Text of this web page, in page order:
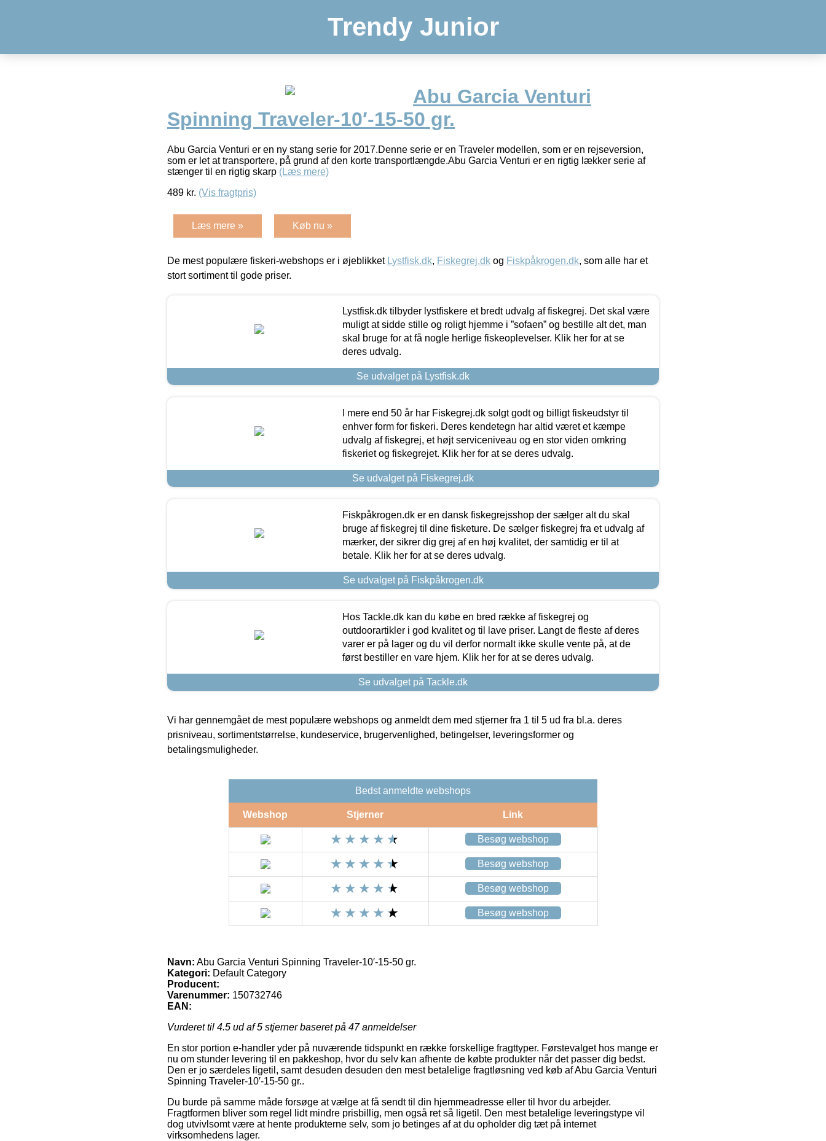
Trendy Junior
Abu Garcia Venturi
Spinning Traveler-10′-15-50 gr.
Abu Garcia Venturi er en ny stang serie for 2017.Denne serie er en Traveler modellen, som er en rejseversion,
som er let at transportere, på grund af den korte transportlængde.Abu Garcia Venturi er en rigtig lækker serie af
stænger til en rigtig skarp (Læs mere)
489 kr. (Vis fragtpris)
Læs mere » Køb nu »
De mest populære fiskeri-webshops er i øjeblikket Lystfisk.dk, Fiskegrej.dk og Fiskpåkrogen.dk, som alle har et
stort sortiment til gode priser.
Lystfisk.dk tilbyder lystfiskere et bredt udvalg af fiskegrej. Det skal være
muligt at sidde stille og roligt hjemme i ”sofaen” og bestille alt det, man
skal bruge for at få nogle herlige fiskeoplevelser. Klik her for at se
deres udvalg.
Se udvalget på Lystfisk.dk
I mere end 50 år har Fiskegrej.dk solgt godt og billigt fiskeudstyr til
enhver form for fiskeri. Deres kendetegn har altid været et kæmpe
udvalg af fiskegrej, et højt serviceniveau og en stor viden omkring
fiskeriet og fiskegrejet. Klik her for at se deres udvalg.
Se udvalget på Fiskegrej.dk
Fiskpåkrogen.dk er en dansk fiskegrejsshop der sælger alt du skal
bruge af fiskegrej til dine fisketure. De sælger fiskegrej fra et udvalg af
mærker, der sikrer dig grej af en høj kvalitet, der samtidig er til at
betale. Klik her for at se deres udvalg.
Se udvalget på Fiskpåkrogen.dk
Hos Tackle.dk kan du købe en bred række af fiskegrej og
outdoorartikler i god kvalitet og til lave priser. Langt de fleste af deres
varer er på lager og du vil derfor normalt ikke skulle vente på, at de
først bestiller en vare hjem. Klik her for at se deres udvalg.
Se udvalget på Tackle.dk
Vi har gennemgået de mest populære webshops og anmeldt dem med stjerner fra 1 til 5 ud fra bl.a. deres
prisniveau, sortimentstørrelse, kundeservice, brugervenlighed, betingelser, leveringsformer og
betalingsmuligheder.
Bedst anmeldte webshops
Webshop Stjerner Link
Besøg webshop
Besøg webshop
Besøg webshop
Besøg webshop
Navn: Abu Garcia Venturi Spinning Traveler-10′-15-50 gr.
Kategori: Default Category
Producent:
Varenummer: 150732746
EAN:
Vurderet til 4.5 ud af 5 stjerner baseret på 47anmeldelser
En stor portion e-handler yder på nuværende tidspunkt en række forskellige fragttyper. Førstevalget hos mange er
nu om stunder levering til en pakkeshop, hvor du selv kan afhente de købte produkter når det passer dig bedst.
Den er jo særdeles ligetil, samt desuden desuden den mest betalelige fragtløsning ved køb af Abu Garcia Venturi
Spinning Traveler-10′-15-50 gr..
Du burde på samme måde forsøge at vælge at få sendt til din hjemmeadresse eller til hvor du arbejder.
Fragtformen bliver som regel lidt mindre prisbillig, men også ret så ligetil. Den mest betalelige leveringstype vil
dog utvivlsomt være at hente produkterne selv, som jo betinges af at du opholder dig tæt på internet
virksomhedens lager.